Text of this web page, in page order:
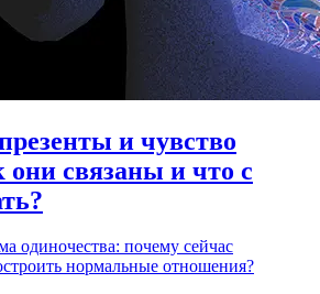
и чувство
они связаны и что с